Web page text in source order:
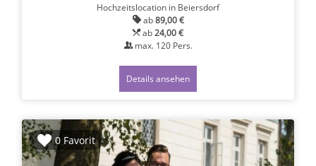
Hochzeitslocation in Beiersdorf
ab89,00 €
ab24,00 €
max. 120Pers.
Details ansehen
0 Favorit